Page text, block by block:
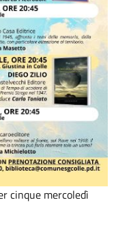
cinque mercoledì